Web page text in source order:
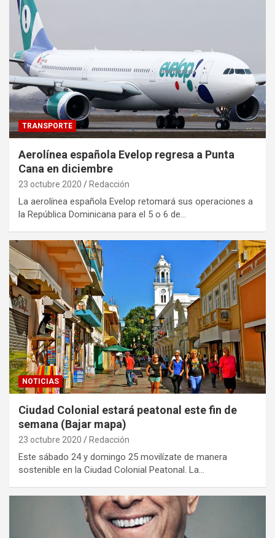
TRANSPORTE
Aerolínea española Evelop regresa a Punta
Cana en diciembre
23 octubre 2020 Redacción
La aerolínea española Evelop retomará sus operaciones a
la República Dominicana para el 5 o 6 de…
NOTICIAS
Ciudad Colonial estará peatonal este fin de
semana (Bajar mapa)
23 octubre 2020 Redacción
Este sábado 24 y domingo 25 movilízate de manera
sostenible en la Ciudad Colonial Peatonal. La…